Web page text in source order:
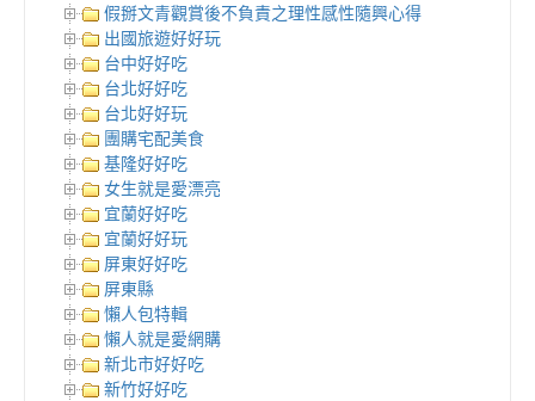
假掰文青觀賞後不負責之理性感性隨興心得
出國旅遊好好玩
台中好好吃
台北好好吃
台北好好玩
團購宅配美食
基隆好好吃
女生就是愛漂亮
宜蘭好好吃
宜蘭好好玩
屏東好好吃
屏東縣
懶人包特輯
懶人就是愛網購
新北市好好吃
新竹好好吃